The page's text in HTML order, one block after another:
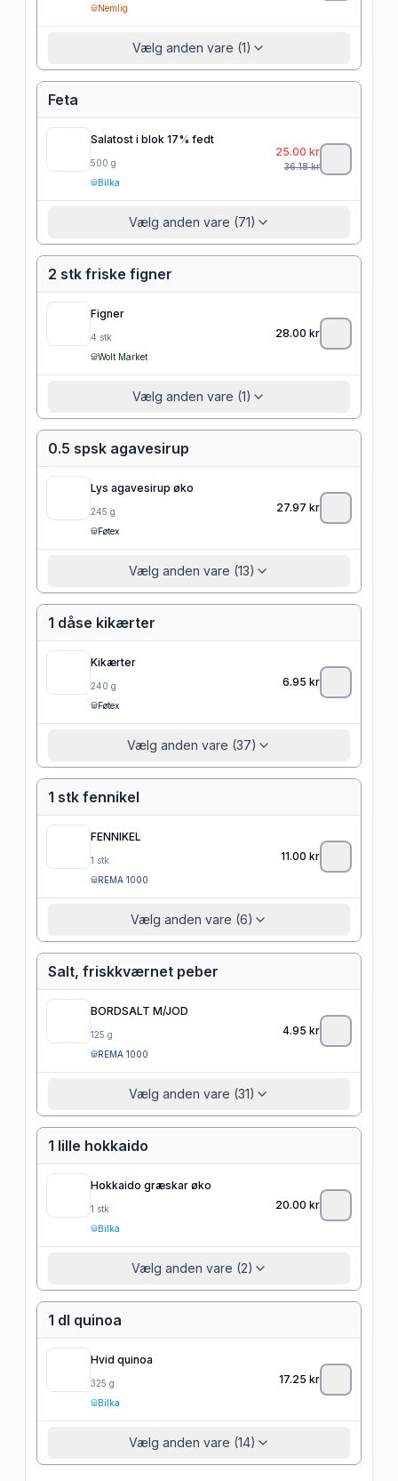
Nemlig
Vælg anden vare (1)
Feta
Salatost i blok 17% fedt
500 g
Bilka
25.00 kr
36.18kr
Vælg anden vare (71)
2 stk friske figner
Figner
4 stk
Wolt Market
28.00 kr
Vælg anden vare (1)
0.5 spsk agavesirup
Lys agavesirup øko
245 g
Føtex
27.97 kr
Vælg anden vare (13)
1 dåse kikærter
Kikærter
240 g
Føtex
6.95 kr
Vælg anden vare (37)
1 stk fennikel
FENNIKEL
1 stk
REMA 1000
11.00 kr
Vælg anden vare (6)
Salt, friskkværnet peber
BORDSALT M/JOD
125 g
REMA 1000
4.95 kr
Vælg anden vare (31)
1 lille hokkaido
Hokkaido græskar øko
1 stk
Bilka
20.00 kr
Vælg anden vare (2)
1 dl quinoa
Hvid quinoa
325 g
Bilka
17.25 kr
Vælg anden vare (14)